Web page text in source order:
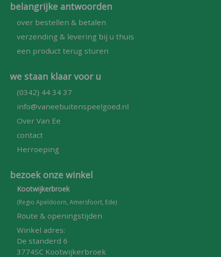
belangrijke antwoorden
over bestellen & betalen
verzending & levering bij u thuis
een product terug sturen
we staan klaar voor u
(0342) 44 34 37
info@vaneebuitenspeelgoed.nl
Over Van Ee
contact
Herroeping
bezoek onze winkel
Kootwijkerbroek
(Regio Apeldoorn, Amersfoort, Ede)
Route & openingstijden
Winkel adres:
De standerd 6
3774SC Kootwijkerbroek